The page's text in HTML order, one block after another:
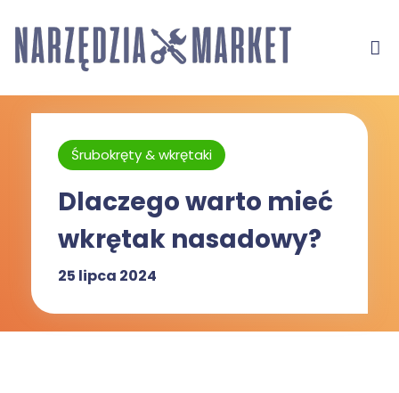
Śrubokręty & wkrętaki
Dlaczego warto mieć
wkrętak nasadowy?
25 lipca 2024